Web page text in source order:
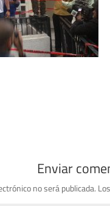
Enviar
no será publicada.